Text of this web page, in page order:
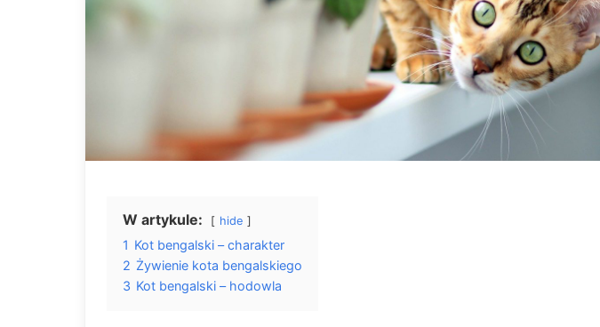
W artykule: hide
1 Kot bengalski – charakter
2 Żywienie kota bengalskiego
3 Kot bengalski – hodowla